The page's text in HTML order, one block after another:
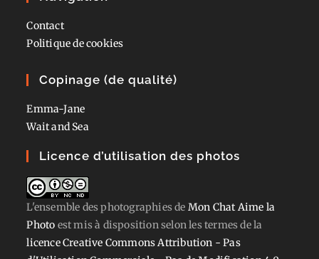
Contact
Politique de cookies
Copinage (de qualité)
Emma-Jane
Wait and Sea
Licence d’utilisation des photos
L'ensemble des photographiesde Mon Chat Aime la
Photo est mis à disposition selon les termes de la
licence Creative Commons Attribution - Pas